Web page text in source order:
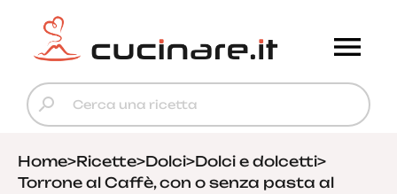
Home>Ricette>Dolci>Dolci e dolcetti>
Torrone al Caffè, con o senza pasta al